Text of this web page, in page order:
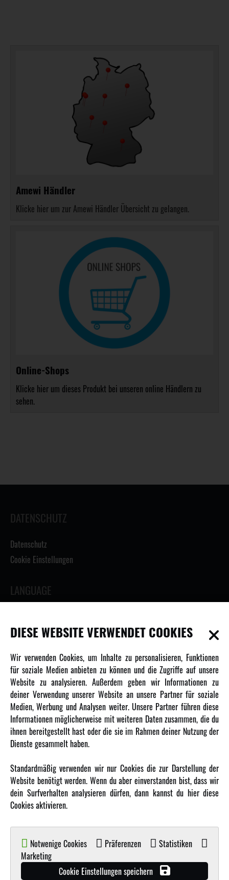
Amewi Händler
Klicke hier um zur Amewi Händler Übersicht zu gelangen.
Online-Shops
Klicke hier um dieses Produkt bei unseren online Händlern zu
sehen.
DATENSCHUTZ
Datenschutz
Cookie Einstellungen
LANGUAGE
INFORMATIONEN
Newsletter
Über uns
Karriere
Amewi Kataloge
AMXRacing - Qualitäts RC-Zubehör
Amewi Construction - Nutzfahrzeuge
Amewi B2B-Shop
DIESE WEBSITE VERWENDET COOKIES
Wir verwenden Cookies, um Inhalte zu personalisieren, Funktionen
für soziale Medien anbieten zu können und die Zugriffe auf unsere
Website zu analysieren. Außerdem geben wir Informationen zu
deiner Verwendung unserer Website an unsere Partner für soziale
Medien, Werbung und Analysen weiter. Unsere Partner führen diese
Informationen möglicherweise mit weiteren Daten zusammen, die du
ihnen bereitgestellt hast oder die sie im Rahmen deiner Nutzung der
Dienste gesammelt haben.
Standardmäßig verwenden wir nur Cookies die zur Darstellung der
Website benötigt werden. Wenn du aber einverstanden bist, dass wir
dein Surfverhalten analysieren dürfen, dann kannst du hier diese
Cookies aktivieren.
Notwenige Cookies Präferenzen
Statistiken
Marketing
Cookie Einstellungen speichern